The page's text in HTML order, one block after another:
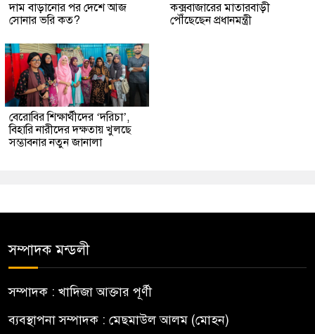
দাম বাড়ানোর পর দেশে আজ
সোনার ভরি কত?
কক্সবাজারের মাতারবাড়ী
পৌঁছেছেন প্রধানমন্ত্রী
বেরোবির শিক্ষার্থীদের ‘দরিচা’,
বিহারি নারীদের দক্ষতায় খুলছে
সম্ভাবনার নতুন জানালা
সম্পাদক মন্ডলী
সম্পাদক : খাদিজা আক্তার পূর্ণী
ব্যবস্থাপনা সম্পাদক : মেছমাউল আলম (মোহন)